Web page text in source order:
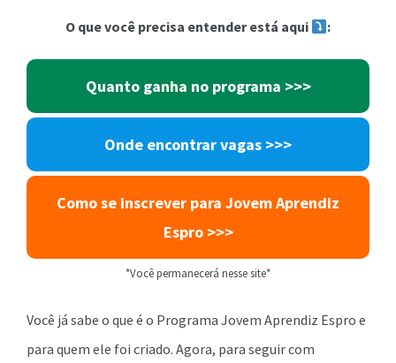
O que você precisa entender está aqui :
Quanto ganha no programa >>>
Onde encontrar vagas >>>
Como se inscrever para Jovem Aprendiz
Espro >>>
*Você permanecerá nesse site*
Você já sabe o que é o Programa Jovem Aprendiz Espro e
para quem ele foi criado. Agora, para seguir com